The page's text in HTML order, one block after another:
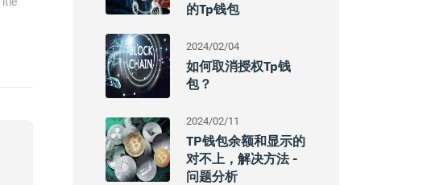
的tp钱包
2024/02/04
如何取消授权Tp钱
包？
2024/02/11
TP钱包余额和显示的
对不上，解决方法 -
问题分析